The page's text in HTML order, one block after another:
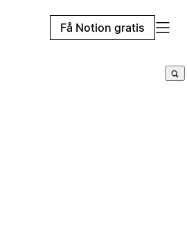
Få Notion gratis